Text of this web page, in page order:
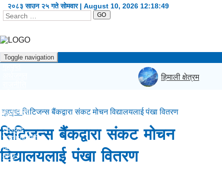
२०८३ साउन २५ गते सोमवार | August 10, 2026 12:18:49
GO
Toggle navigation
कला/शैली
खेलकुद
सूचना/प्रविधि
विश्व
अन्य
हिमाली क्षेत्रमा
गृहपृष्ठ सिटिजन्स बैंकद्वारा संकट मोचन विद्यालयलाई पंखा वितरण
सिटिजन्स बैंकद्वारा संकट मोचन
विद्यालयलाई पंखा वितरण